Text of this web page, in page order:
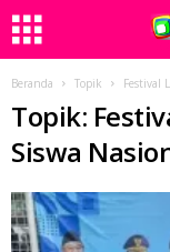
Beranda Topik Festival
Topik:
Siswa